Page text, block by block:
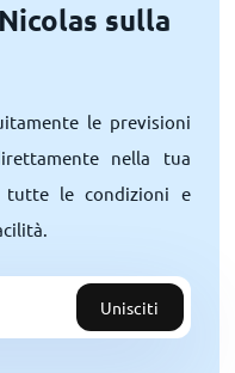
sulla
le previsioni
nella tua
tutte le condizioni e
Unisciti